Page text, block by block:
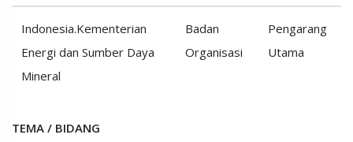
Indonesia.Kementerian
Energi dan Sumber Daya
Mineral
Badan
Organisasi
Pengarang
Utama
TEMA / BIDANG